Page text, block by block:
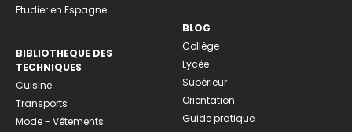
Etudier en Espagne
BIBLIOTHEQUE DES
TECHNIQUES
Cuisine
Transports
Mode - Vêtements
BLOG
Collège
Lycée
Supérieur
Orientation
Guide pratique